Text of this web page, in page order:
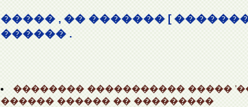
����� , �� ������� [
������ .
�������� ����������� �����
������ ������ �� ���������